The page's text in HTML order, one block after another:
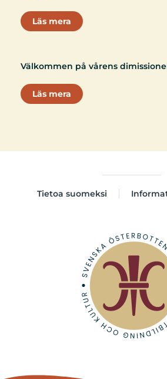
Läs mera
Välkommen på vårens
Läs mera
Tietoa suomeksi